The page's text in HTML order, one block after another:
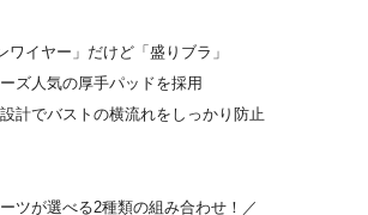
ワイヤー」だけど「盛りブラ」
ーズ人気の厚手パッドを採用
設計でバストの横流れをしっかり防止
ツが選べる2種類の組み合わせ！／